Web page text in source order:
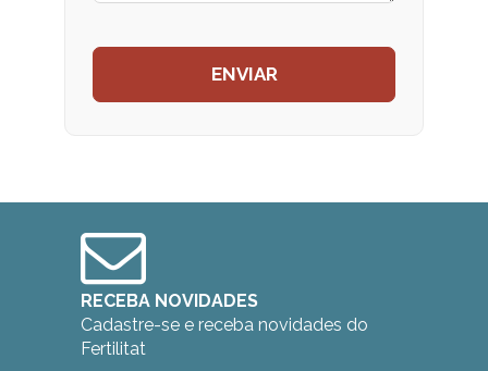
RECEBA NOVIDADES
Cadastre-se e receba novidades do
Fertilitat